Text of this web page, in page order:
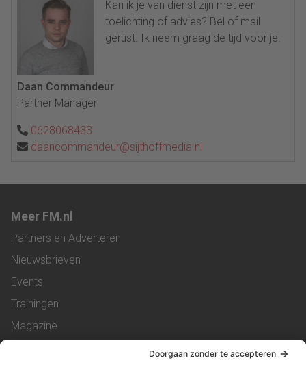
Kan ik je van dienst zijn met een
toelichting of advies? Bel of mail
gerust. Ik neem graag de tijd voor je.
Daan Commandeur
Partner Manager
0628068433
daancommandeur@sijthoffmedia.nl
Meer FM.nl
Partners en Adverteren
Nieuwsbrieven
Events
Trainingen
Magazine